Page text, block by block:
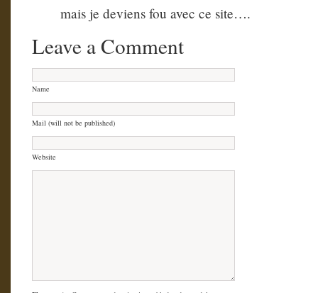
mais je deviens fou avec ce site….
Leave a Comment
Name
Mail (will not be published)
Website